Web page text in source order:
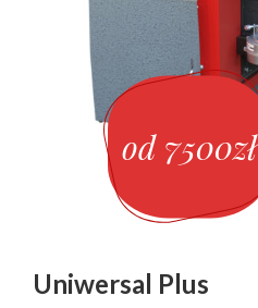
od 7500zł
Uniwersal Plus